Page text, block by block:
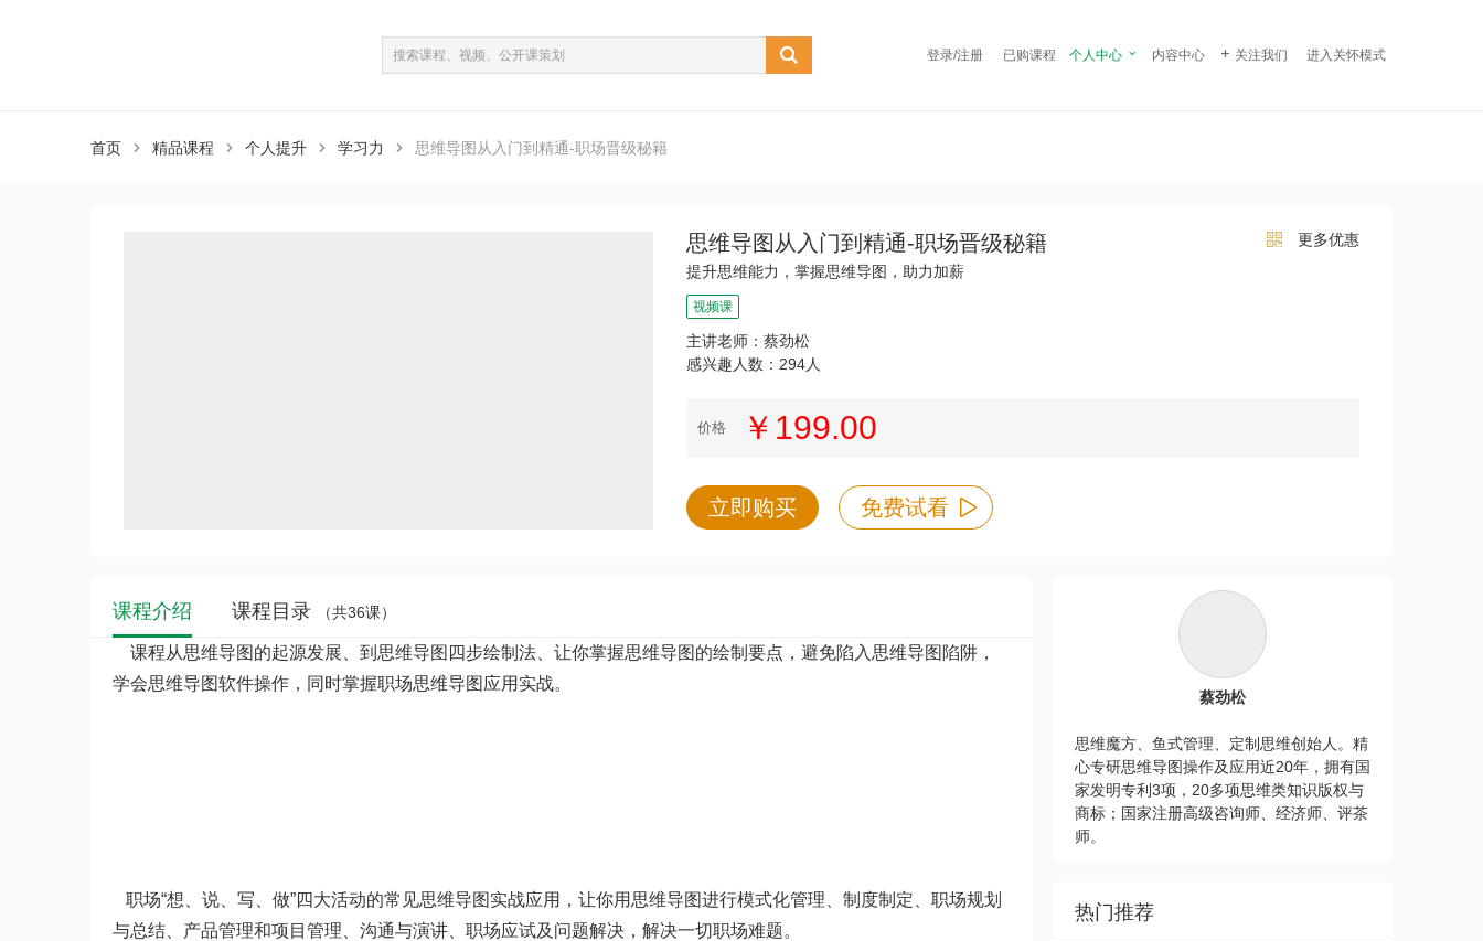
登录/注册 已购课程 个人中心  内容中心  关注我们 进入关怀模式
首页  精品课程  个人提升  学习力  思维导图从入门到精通-职场晋级秘籍
（共36课）
思维导图从入门到精通-职场晋级秘籍
更多优惠
提升思维能力，掌握思维导图，助力加薪
视频课
主讲老师：蔡劲松
感兴趣人数：294人
价格 ￥199.00
立即购买 免费试看
蔡劲松
思维魔方、鱼式管理、定制思维创始人。精
心专研思维导图操作及应用近20年，拥有国
家发明专利3项，20多项思维类知识版权与
商标；国家注册高级咨询师、经济师、评茶
师。
热门推荐
课程介绍 课程目录 （共36课）
课程从思维导图的起源发展、到思维导图四步绘制法、让你掌握思维导图的绘制要点，避免陷入思维导图陷阱，
学会思维导图软件操作，同时掌握职场思维导图应用实战。
职场“想、说、写、做”四大活动的常见思维导图实战应用，让你用思维导图进行模式化管理、制度制定、职场规划
与总结、产品管理和项目管理、沟通与演讲、职场应试及问题解决，解决一切职场难题。